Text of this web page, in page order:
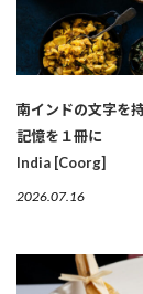
南インドの文字を
記憶を１冊に
India [Coorg]
2026.07.16